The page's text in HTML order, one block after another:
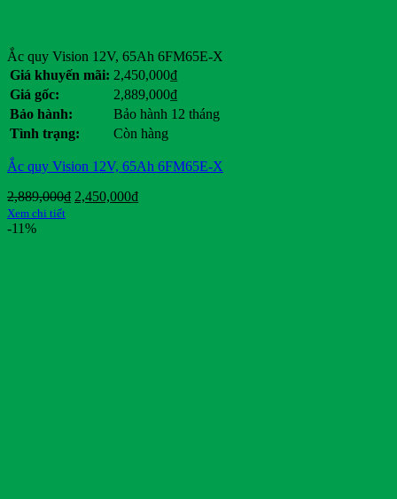
Ắc quy Vision 12V, 65Ah 6FM65E-X
Giá khuyến mãi: 2,450,000₫
Giá gốc:
2,889,000₫
Bảo hành:
Bảo hành 12 tháng
Tình trạng:
Còn hàng
Ắc quy Vision 12V, 65Ah 6FM65E-X
2,889,000₫ Giá
2,450,000₫Giá
Xem chi tiết
-11%